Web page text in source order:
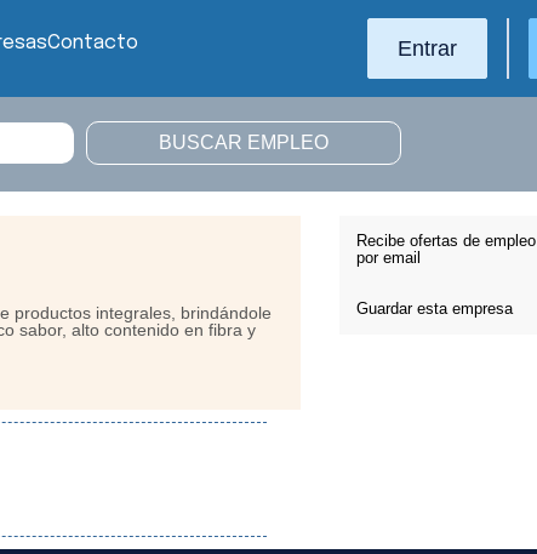
Contacto Entrar
Recibe ofertas de empleo
por email
Guardar esta empresa
productos integrales, brindándole
sabor, alto contenido en fibra y